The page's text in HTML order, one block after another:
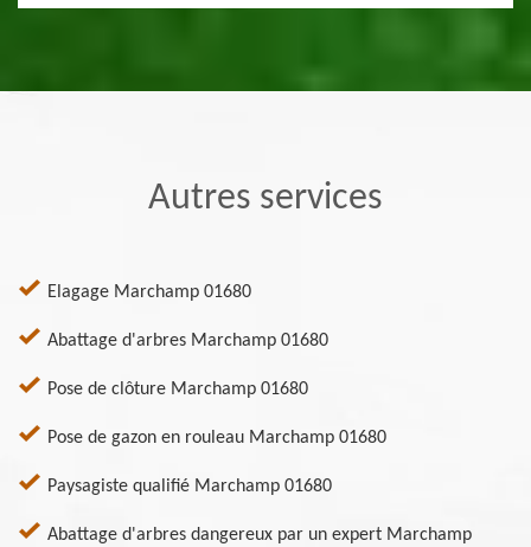
Autres services
Elagage Marchamp 01680
Abattage d'arbres Marchamp 01680
Pose de clôture Marchamp 01680
Pose de gazon en rouleau Marchamp 01680
Paysagiste qualifié Marchamp 01680
Abattage d'arbres dangereux par un expert Marchamp